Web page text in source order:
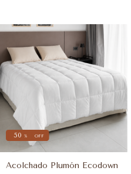
50 % OFF
Acolchado Plumón Ecodown